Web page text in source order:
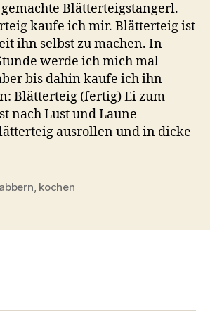
Blätterteigstangerl.
kaufe ich mir. Blätterteig ist
ihn selbst zu machen. In
werde ich mich mal
bis dahin kaufe ich ihn
Blätterteig (fertig) Ei zum
nach Lust und Laune
ausrollen und in dicke
, kochen